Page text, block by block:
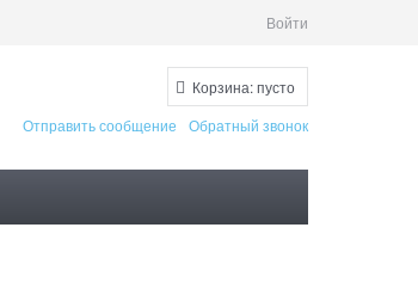
Войти
Корзина:пусто
Отправить сообщение
Обратный звонок